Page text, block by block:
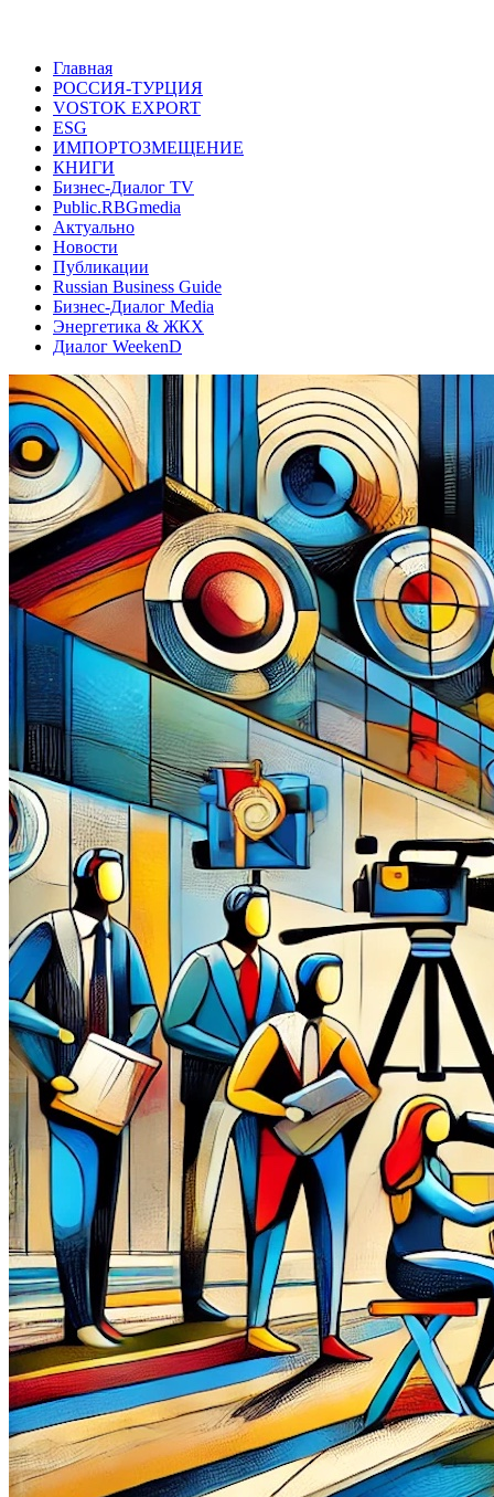
Главная
РОССИЯ-ТУРЦИЯ
VOSTOK EXPORT
ESG
ИМПОРТОЗМЕЩЕНИЕ
КНИГИ
Бизнес-Диалог TV
Public.RBGmedia
Актуально
Новости
Публикации
Russian Business Guide
Бизнес-Диалог Media
Энергетика & ЖКХ
Диалог WeekenD